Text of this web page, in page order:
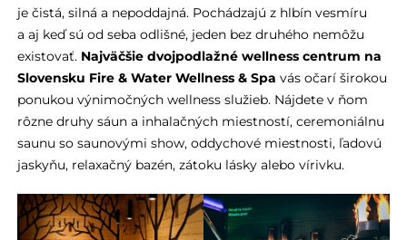
je čistá, silná a nepoddajná. Pochádzajú z hlbín vesmíru
a aj keď sú od seba odlišné, jeden bez druhého nemôžu
existovať. Najväčšie dvojpodlažné wellness centrum na
Slovensku Fire & Water Wellness & Spa vás očarí širokou
ponukou výnimočných wellness služieb. Nájdete v ňom
rôzne druhy sáun a inhalačných miestností, ceremoniálnu
saunu so saunovými show, oddychové miestnosti, ľadovú
jaskyňu, relaxačný bazén, zátoku lásky alebo vírivku.